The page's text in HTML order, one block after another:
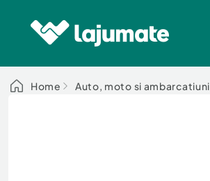
Home Auto, moto si ambarcatiuni